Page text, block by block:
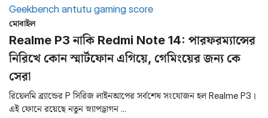
মোবাইল
Realme P3 নাকি Redmi Note 14: পারফরম্যান্সের
নিরিখে কোন স্মার্টফোন এগিয়ে, গেমিংয়ের জন্য কে
সেরা
রিয়েলমি ব্র্যান্ডের P সিরিজ লাইনআপের সর্বশেষ সংযোজন হল Realme P3।
এই ফোনে রয়েছে নতুন স্ন্যাপড্রাগন ...